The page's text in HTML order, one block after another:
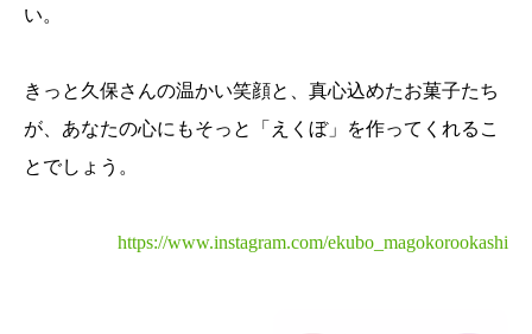
い。
きっと久保さんの温かい笑顔と、真心込めたお菓子たち
が、あなたの心にもそっと「えくぼ」を作ってくれるこ
とでしょう。
https://www.instagram.com/ekubo_magokorookashi